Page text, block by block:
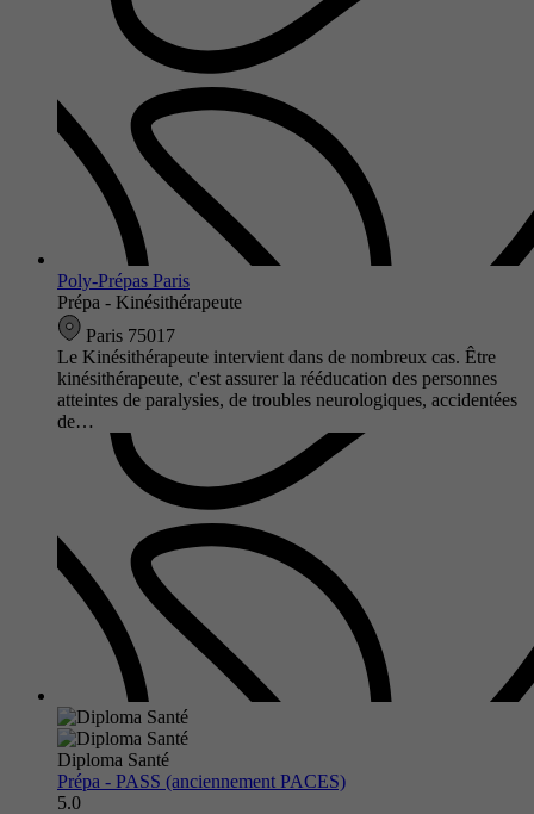
Poly-Prépas Paris
Prépa - Kinésithérapeute
Paris 75017
Le Kinésithérapeute intervient dans de nombreux cas. Être
kinésithérapeute, c'est assurer la rééducation des personnes
atteintes de paralysies, de troubles neurologiques, accidentées
de…
Diploma Santé
Prépa - PASS (anciennement PACES)
5.0